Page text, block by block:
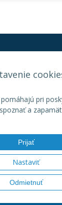
pri
a
Prijať
Nastaviť
Odmietnuť
•Created
byNextCom